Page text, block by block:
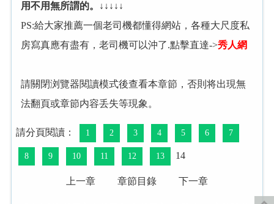
用不用無所謂的。↓↓↓↓↓
PS:給大家推薦一個老司機都懂得網站，各種大尺度私
房寫真應有盡有，老司機可以沖了.點擊直達->秀人網
請關閉浏覽器閱讀模式後查看本章節，否則将出現無
法翻頁或章節内容丢失等現象。
請分頁閱讀： 1 2 3 4 5 6 7
8 9 10 11 12 13 14
上一章 章節目錄 下一章